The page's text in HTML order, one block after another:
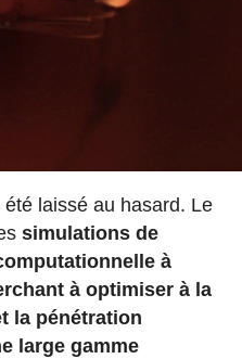
laissé au hasard. Le
simulations de
à
à optimiser à la
la pénétration
large gamme